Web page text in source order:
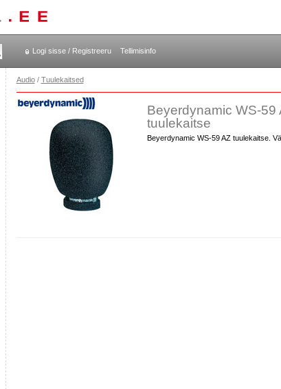
Logi sisse / Registreeru Tellimisinfo
Audio/ Tuulekaitsed
Beyerdynamic WS-59
tuulekaitse
Beyerdynamic WS-59 AZ tuulekaitse.